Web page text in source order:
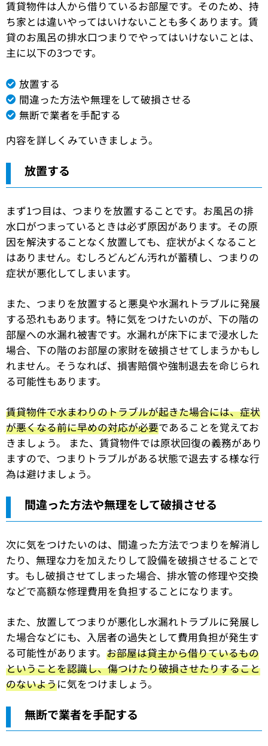
賃貸物件は人から借りているお部屋です。そのため、持
ち家とは違いやってはいけないことも多くあります。賃
貸のお風呂の排水口つまりでやってはいけないことは、
主に以下の3つです。
放置する
間違った方法や無理をして破損させる
無断で業者を手配する
内容を詳しくみていきましょう。
放置する
まず1つ目は、つまりを放置することです。お風呂の排
水口がつまっているときは必ず原因があります。その原
因を解決することなく放置しても、症状がよくなること
はありません。むしろどんどん汚れが蓄積し、つまりの
症状が悪化してしまいます。
また、つまりを放置すると悪臭や水漏れトラブルに発展
する恐れもあります。特に気をつけたいのが、下の階の
部屋への水漏れ被害です。水漏れが床下にまで浸水した
場合、下の階のお部屋の家財を破損させてしまうかもし
れません。そうなれば、損害賠償や強制退去を命じられ
る可能性もあります。
賃貸物件で水まわりのトラブルが起きた場合には、症状
が悪くなる前に早めの対応が必要であることを覚えてお
きましょう。 また、賃貸物件では原状回復の義務があり
ますので、つまりトラブルがある状態で退去する様な行
為は避けましょう。
間違った方法や無理をして破損させる
次に気をつけたいのは、間違った方法でつまりを解消し
たり、無理な力を加えたりして設備を破損させることで
す。もし破損させてしまった場合、排水管の修理や交換
などで高額な修理費用を負担することになります。
また、放置してつまりが悪化し水漏れトラブルに発展し
た場合などにも、入居者の過失として費用負担が発生す
る可能性があります。 お部屋は貸主から借りているもの
ということを認識し、傷つけたり破損させたりすること
のないように気をつけましょう。
無断で業者を手配する